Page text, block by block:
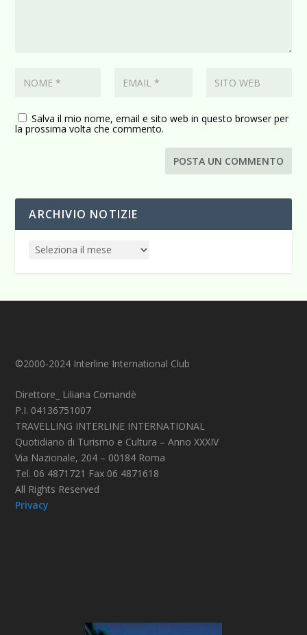
Salva il mio nome, email e sito web in questo browser per
la prossima volta che commento.
ARCHIVIO NOTIZIE
©2000-2024 Interline International Club
Direttore_ Liliana Comandè
P.I. 04136751007
TRAVELLING INTERLINE INTERNATIONAL
Quotidiano di Turismo e Cultura – Anno XXXIV
Via Nazionale, 204 – 00184 Roma
Tel. 06 4871721 Fax 06 4871618
All Rights Reserved
Privacy